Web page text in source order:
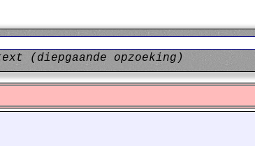
(diepgaande opzoeking)